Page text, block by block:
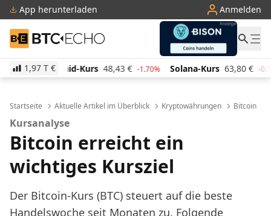
App herunterladen Anmelden
BTC-ECHO
1,97 T €
48,43 € -1.70% Solana-Kurs 63,80 € -0.10% TRON-Kurs
Startseite Aktuelle Artikel im Überblick Kryptowährungen Bitcoin
Kursanalyse
Bitcoin erreicht ein
wichtiges Kursziel
Der Bitcoin-Kurs (BTC) steuert auf die beste
Handelswoche seit Monaten zu. Folgende